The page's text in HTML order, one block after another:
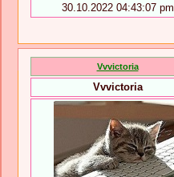
30.10.2022 04:43:07 pm
Vvvictoria
Vvvictoria